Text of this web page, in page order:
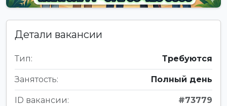
Детали вакансии
Тип: Требуются
Занятость: Полный день
ID вакансии: #73779